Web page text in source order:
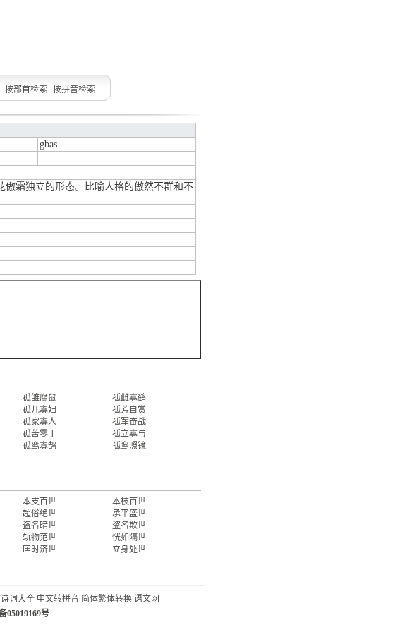
按部首检索 按拼音检索
gbas
霜独立的形态。比喻人格的傲然不群和不
孤雏腐鼠
孤雌寡鹤
孤儿寡妇
孤芳自赏
孤家寡人
孤军奋战
孤苦零丁
孤立寡与
孤鸾寡鹄
孤鸾照镜
本支百世
本枝百世
超俗绝世
承平盛世
盗名暗世
盗名欺世
轨物范世
恍如隔世
匡时济世
立身处世
词大全 中文转拼音 简体繁体转换 语文网
号